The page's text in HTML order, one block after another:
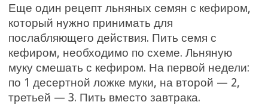
Еще один рецепт льняных семян с кефиром,
который нужно принимать для
послабляющего действия. Пить семя с
кефиром, необходимо по схеме. Льняную
муку смешать с кефиром. На первой недели:
по 1 десертной ложке муки, на второй — 2,
третьей — 3. Пить вместо завтрака.